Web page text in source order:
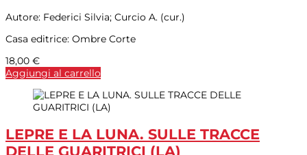
Autore: Federici Silvia; Curcio A. (cur.)
Casa editrice: Ombre Corte
18,00 €
Aggiungi al carrello
LEPRE E LA LUNA. SULLE TRACCE
DELLE GUARITRICI (LA)